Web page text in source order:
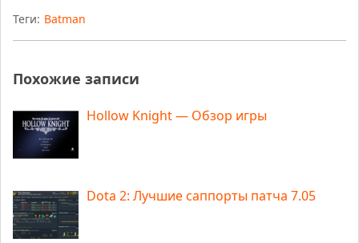
Теги: Batman
Похожие записи
Hollow Knight — Обзор игры
Dota 2: Лучшие саппорты патча 7.05